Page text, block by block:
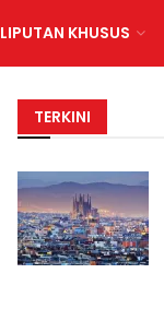
LIPUTAN KHUSUS
TERKINI